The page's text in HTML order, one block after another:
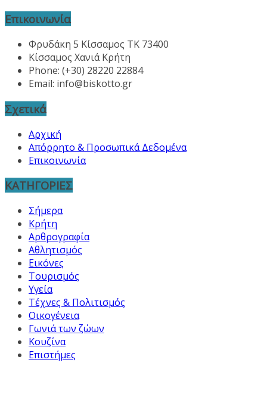
Επικοινωνία
Φρυδάκη 5 Κίσσαμος ΤΚ 73400
Κίσσαμος Χανιά Κρήτη
Phone: (+30) 28220 22884
Email: info@biskotto.gr
Σχετικά
Αρχική
Απόρρητο & Προσωπικά Δεδομένα
Επικοινωνία
ΚΑΤΗΓΟΡΙΕΣ
Σήμερα
Κρήτη
Αρθρογραφία
Αθλητισμός
Εικόνες
Τουρισμός
Υγεία
Τέχνες & Πολιτισμός
Οικογένεια
Γωνιά των ζώων
Κουζίνα
Επιστήμες